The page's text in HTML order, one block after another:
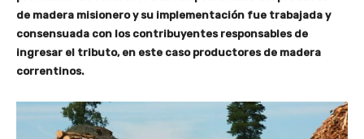
de madera misionero y su implementación fue trabajada y
consensuada con los contribuyentes responsables de
ingresar el tributo, en este caso productores de madera
correntinos.